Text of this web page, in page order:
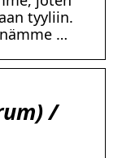
tyyliin.
…
/